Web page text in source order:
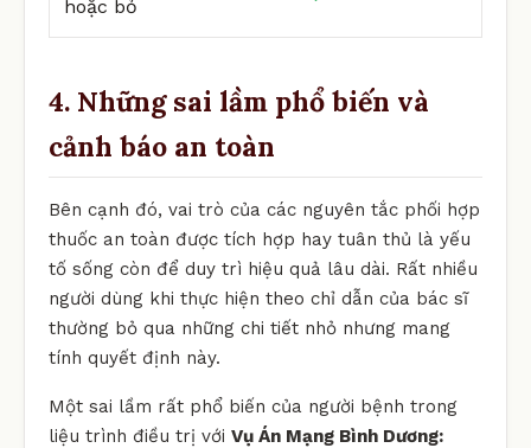
hoặc bỏ
4. Những sai lầm phổ biến và
cảnh báo an toàn
Bên cạnh đó, vai trò của các nguyên tắc phối hợp
thuốc an toàn được tích hợp hay tuân thủ là yếu
tố sống còn để duy trì hiệu quả lâu dài. Rất nhiều
người dùng khi thực hiện theo chỉ dẫn của bác sĩ
thường bỏ qua những chi tiết nhỏ nhưng mang
tính quyết định này.
Một sai lầm rất phổ biến của người bệnh trong
liệu trình điều trị với Vụ Án Mạng Bình Dương: